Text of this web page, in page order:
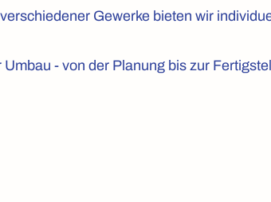
Gewerke bieten wir
- von der Planung bis zur